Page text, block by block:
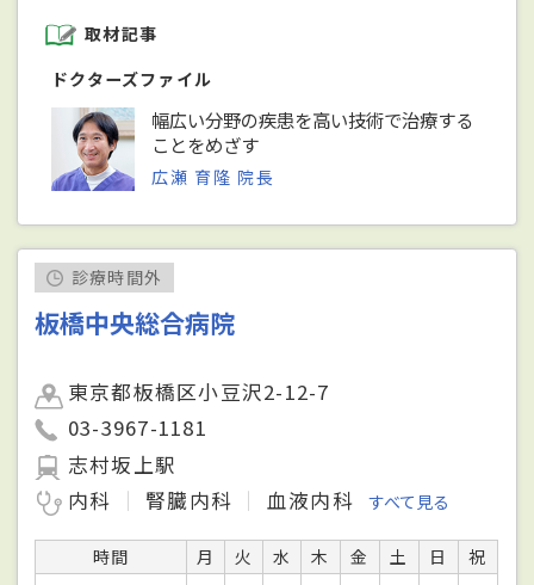
取材記事
ドクターズファイル
幅広い分野の疾患を高い技術で治療する
ことをめざす
広瀬 育隆 院長
診療時間外
板橋中央総合病院
東京都板橋区小豆沢2-12-7
03-3967-1181
志村坂上駅
内科
腎臓内科 血液内科 すべて見る
時間 月 火 水 木 金 土 日
祝